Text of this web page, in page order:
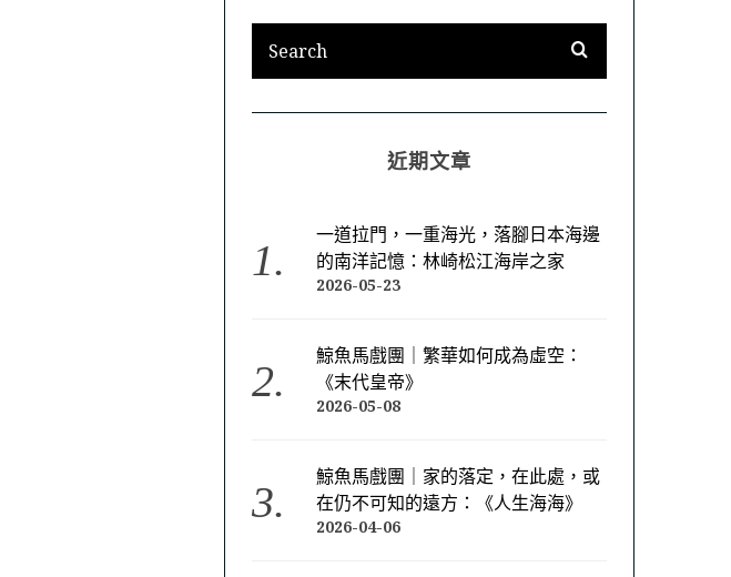
近期文章
一道拉門，一重海光，落腳日本海邊
的南洋記憶：林崎松江海岸之家
2026-05-23
鯨魚馬戲團｜繁華如何成為虛空：
《末代皇帝》
2026-05-08
鯨魚馬戲團｜家的落定，在此處，或
在仍不可知的遠方：《人生海海》
2026-04-06